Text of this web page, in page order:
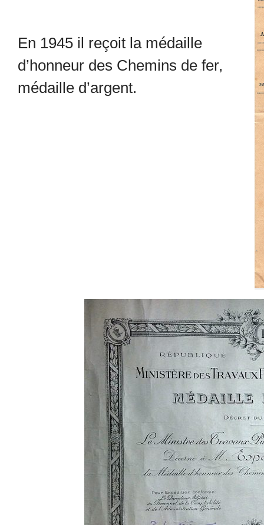
En 1945 il reçoit la médaille
d’honneur des Chemins de fer,
médaille d’argent.